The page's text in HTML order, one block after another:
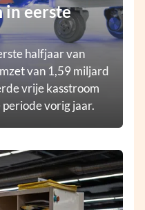
in eerste
halfjaar van
van 1,59 miljard
vrije kasstroom
vorig jaar.